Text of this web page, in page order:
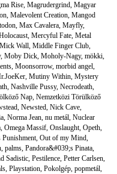
Rise, Magrudergrind, Magyar
, Malevolent Creation, Mangod
, Max Cavalera, Mayfly,
, Mercyful Fate, Metal
Mick Wall, Middle Finger Club,
, Moby Dick, Moholy-Nagy, mökki,
, Moonsorrow, morbid angel,
, Mutiny Within, Mystery
, Nashville Pussy, Necrodeath,
Nap, Nemzetközi Törülköző
, Newsted, Nick Cave,
, Norma Jean, nu metál, Nuclear
, Omega Massif, Onslaught, Opeth,
Punishment, Out of my Mind,
, palms, Pandora&#039;s Pinata,
Sadistic, Pestilence, Petter Carlsen,
, Playstation, Pokolgép, popmetál,